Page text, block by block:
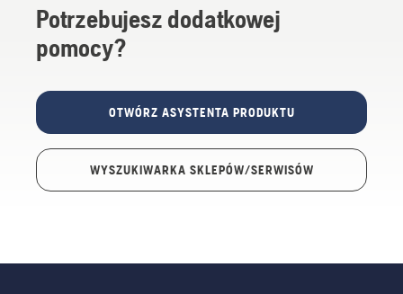
Potrzebujesz dodatkowej
pomocy?
OTWÓRZ ASYSTENTA PRODUKTU
WYSZUKIWARKA SKLEPÓW/SERWISÓW